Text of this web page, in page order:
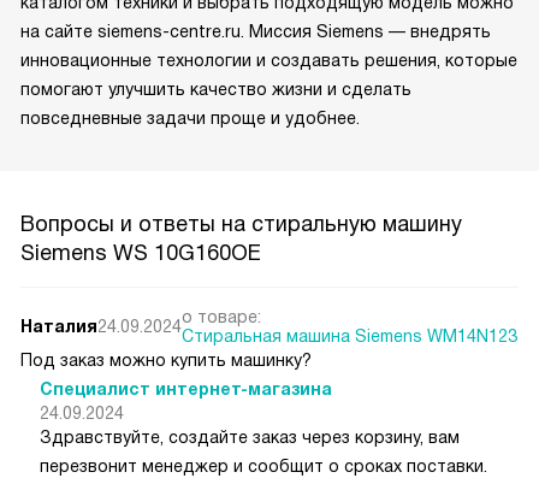
на сайте siemens-centre.ru. Миссия Siemens — внедрять
инновационные технологии и создавать решения, которые
помогают улучшить качество жизни и сделать
повседневные задачи проще и удобнее.
Вопросы и ответы на стиральную машину
Siemens WS 10G160OE
Наталия24.09.2024о товаре:
Стиральная машина Siemens WM14N123
Под заказ можно купить машинку?
Специалист интернет-магазина
24.09.2024
Здравствуйте, создайте заказ через корзину, вам
перезвонит менеджер и сообщит о сроках поставки.